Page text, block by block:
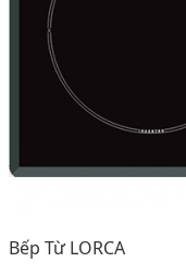
Bếp Từ LORCA